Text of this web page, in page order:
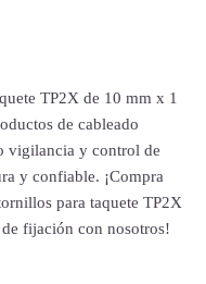
TP2X de 10 mm x 1
de cableado
vigilancia y control de
y confiable. ¡Compra
para taquete TP2X
fijación con nosotros!